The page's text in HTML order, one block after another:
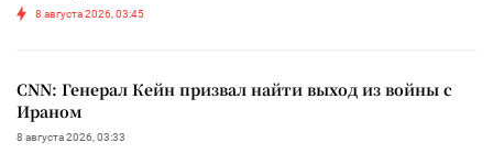
8 августа 2026, 03:45
CNN: Генерал Кейн призвал найти выход из войны с
Ираном
8 августа 2026, 03:33